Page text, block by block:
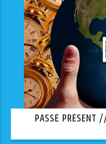
PASSÉ PRÉSENT